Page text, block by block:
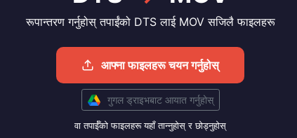
रूपान्तरण गर्नुहोस् तपाईंको DTS लाई MOV सजिलै फाइलहरू
आफ्ना फाइलहरू चयन गर्नुहोस्
गुगल ड्राइभबाट आयात गर्नुहोस्
वा तपाईँको फाइलहरू यहाँ तान्नुहोस् र छोड्नुहोस्